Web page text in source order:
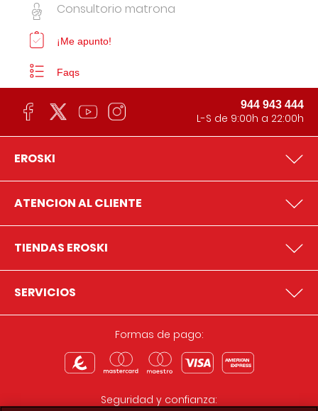
Consultorio matrona
¡Me apunto!
Faqs
944 943 444
L-S de 9:00h a 22:00h
EROSKI
ATENCION AL CLIENTE
TIENDAS EROSKI
SERVICIOS
Formas de pago:
Seguridad y confianza: